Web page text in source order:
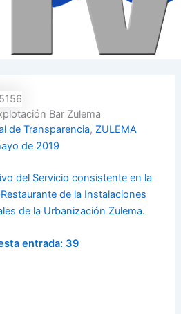
Bar Zulema
de Transparencia, ZULEMA
de 2019
del Servicio consistente en la
de la Instalaciones
de la Urbanización Zulema.
entrada: 39